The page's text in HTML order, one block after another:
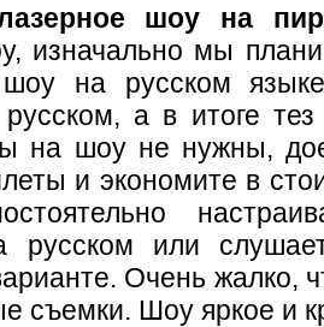
шоу на
изначально мы
шоу на русском
а в итоге
на шоу не нужны,
и экономите в
русском или
Очень жалко,
съемки. Шоу яркое и